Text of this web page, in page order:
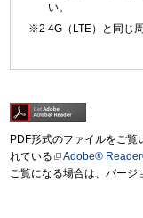
い。
4G（LTE）と同じ
PDF形式のファイルをご覧
れている
Adobe®
ご覧になる場合は、バージ